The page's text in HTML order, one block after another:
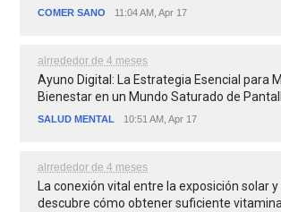
COMER SANO 11:04 AM, Apr 17
alrrededor de 4 meses
Ayuno Digital: La Estrategia Esencial para
Bienestar en un Mundo Saturado de
SALUD MENTAL 10:51 AM, Apr 17
alrrededor de 4 meses
La conexión vital entre la exposición solar
descubre cómo obtener suficiente